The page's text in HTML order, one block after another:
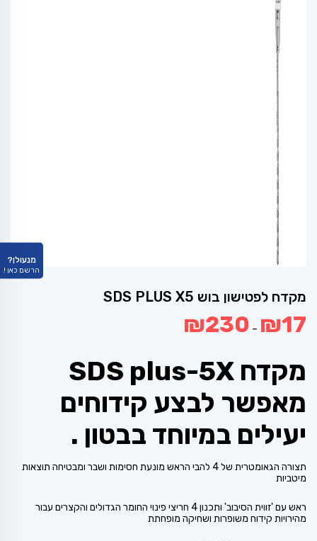
מקדח לפטישון בוש SDS PLUS X5
₪17
–
₪230
מקדח SDS plus-5X
מאפשר לבצע קידוחים
יעילים במיוחד בבטון .
תצורה הגאומטרית של 4 להבי הראש מונעת חסימות ושבר ומבטיחה תוצאות
מיטביות
ראש עם 'זווית הסיבוב' ותכנון 4 חריצי פינוי החומר הגדולים והקצרים עבור
מהירויות קידוח משופרות ושחיקה מופחתת
מנעולן?
הרשם כאן !